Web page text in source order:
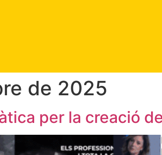
de 2025
per la creació